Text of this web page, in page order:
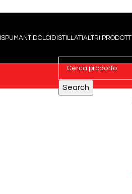
SPUMANTI DOLCI DISTILLATI ALTRI PRODOTTI
Search